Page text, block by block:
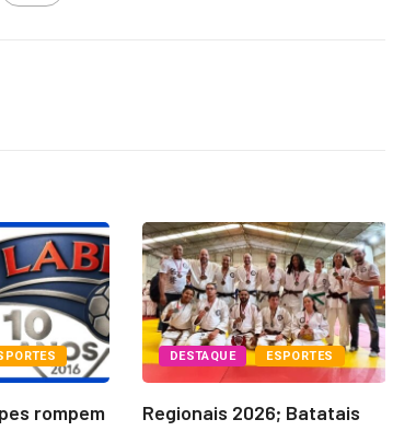
rompem
DESTAQUE ESPORTES
Regionais 2026; Batatais